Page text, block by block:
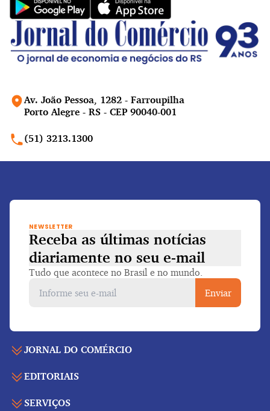
Av. João Pessoa, 1282 - Farroupilha
Porto Alegre - RS - CEP 90040-001
(51) 3213.1300
JORNAL DO COMÉRCIO
Capa
EDITORIAIS
Economia
SERVIÇOS
NEWSLETTER
Receba as últimas notícias
diariamente no seu e-mail
Tudo que acontece no Brasil e no mundo.
Enviar